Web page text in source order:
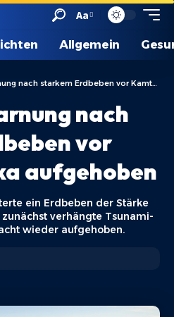
Aa
Allgemein
starkem Erdbeben vor Kamtschatka aufgehoben
nach
vor
aufgehoben
ein Erdbeben der Stärke
zunächst verhängte Tsunami-
wieder aufgehoben.